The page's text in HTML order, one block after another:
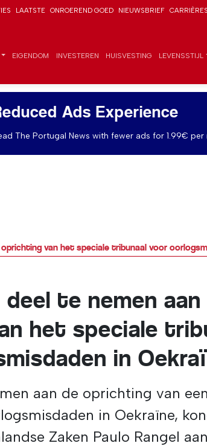
LAATSTE ONROEREND GOED NIEUWSBRIEF CARRIÈRES
EIGENDOM INVESTEREN HUISVESTING LEVENSSTIJL
Ads Experience
The Portugal News with fewer ads for 1.99€
van het speciale tribunaal voor
te nemen aan
het speciale
in
aan de oprichting van
in Oekraïne,
Zaken Paulo Rangel